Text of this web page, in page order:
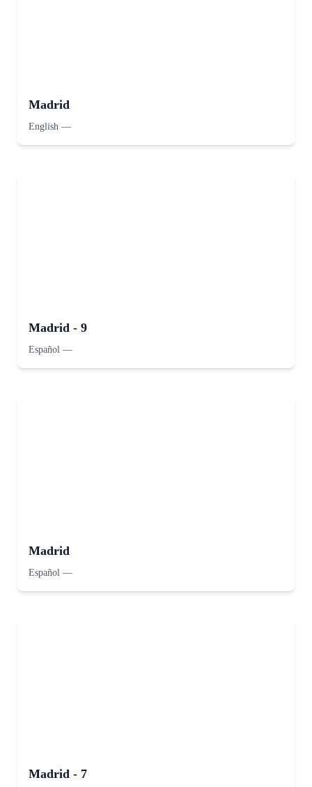
Madrid
English —
Madrid - 9
Español —
Madrid
Español —
Madrid - 7